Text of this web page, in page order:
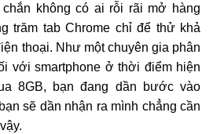
không có ai rỗi rãi mở hàng
trăm tab Chrome chỉ để thử khả
thoại. Như một chuyên gia phân
với smartphone ở thời điểm hiện
8GB, bạn đang dần bước vào
sẽ dần nhận ra mình chẳng cần